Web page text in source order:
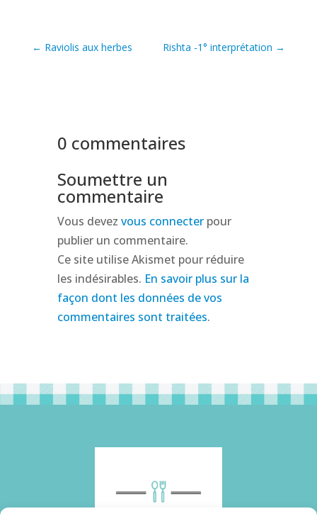
← Raviolis aux herbes Rishta -1° interprétation →
0 commentaires
Soumettre un
commentaire
Vous devez vous connecterpour
publier un commentaire.
Ce site utilise Akismet pour réduire
les indésirables. En savoir plus sur la
façon dont les données de vos
commentaires sont traitées.